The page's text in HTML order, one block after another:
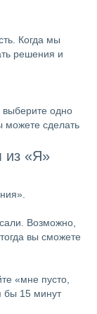
Когда мы
решения и
выберите одно
можете сделать
из «Я»
Возможно,
вы сможете
«мне пусто,
бы 15 минут